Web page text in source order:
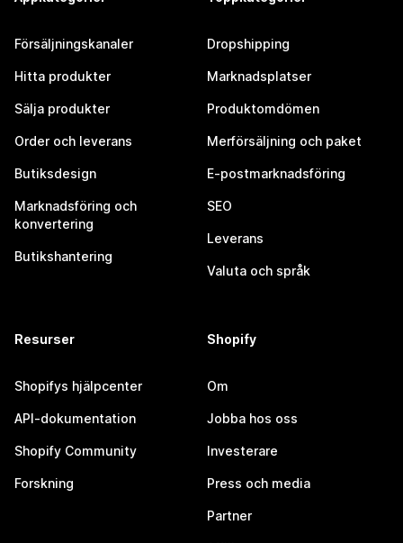
Försäljningskanaler
Hitta produkter
Sälja produkter
Order och leverans
Butiksdesign
Marknadsföring och
konvertering
Butikshantering
Dropshipping
Marknadsplatser
Produktomdömen
Merförsäljning och paket
E-postmarknadsföring
SEO
Leverans
Valuta och språk
Resurser
Shopifys hjälpcenter
API-dokumentation
Shopify Community
Forskning
Shopify
Om
Jobba hos oss
Investerare
Press och media
Partner